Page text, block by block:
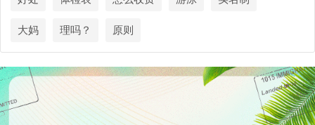
大妈 理吗？ 原则